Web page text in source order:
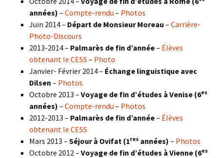
années) – Compte-rendu – Photos
Juin 2014 – Départ de Monsieur Moreau – Carrière-
Photo-Discours
2013-2014 – Palmarès de fin d’année– Élèves
obtenant le CESS – Photo
Janvier- Février 2014 – Échange linguistique avec
Dilsen – Photos
Octobre 2013 – Voyage de fin d’études à Venise (6es
années) – Compte-rendu – Photos
2012-2013 – Palmarès de fin d’année– Élèves
obtenant le CESS
Mars 2013 – Séjour à Ovifat (1res années) – Photos
Octobre 2012 – Voyage de fin d’études à Vienne (6es